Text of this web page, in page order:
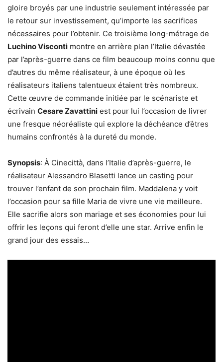
gloire broyés par une industrie seulement intéressée par
le retour sur investissement, qu’importe les sacrifices
nécessaires pour l’obtenir. Ce troisième long-métrage de
Luchino Visconti montre en arrière plan l’Italie dévastée
par l’après-guerre dans ce film beaucoup moins connu que
d’autres du même réalisateur, à une époque où les
réalisateurs italiens talentueux étaient très nombreux.
Cette œuvre de commande initiée par le scénariste et
écrivain Cesare Zavattini est pour lui l’occasion de livrer
une fresque néoréaliste qui explore la déchéance d’êtres
humains confrontés à la dureté du monde.
Synopsis: À Cinecittà, dans l’Italie d’après-guerre, le
réalisateur Alessandro Blasetti lance un casting pour
trouver l’enfant de son prochain film. Maddalena y voit
l’occasion pour sa fille Maria de vivre une vie meilleure.
Elle sacrifie alors son mariage et ses économies pour lui
offrir les leçons qui feront d’elle une star. Arrive enfin le
grand jour des essais…